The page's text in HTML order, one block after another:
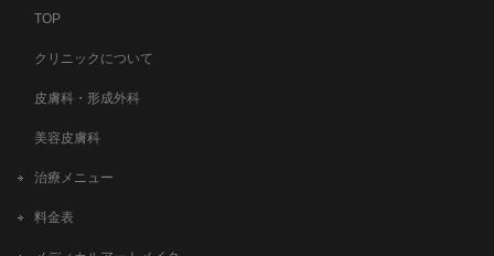
TOP
クリニックについて
皮膚科・形成外科
美容皮膚科
治療メニュー
料金表